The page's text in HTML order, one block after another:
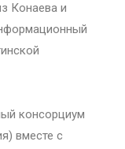
Конаева и
консорциум
вместе с